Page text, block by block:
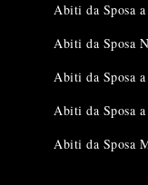
Abiti da Sposa a
Abiti da Sposa
Abiti da Sposa
Abiti da Sposa
Abiti da Sposa